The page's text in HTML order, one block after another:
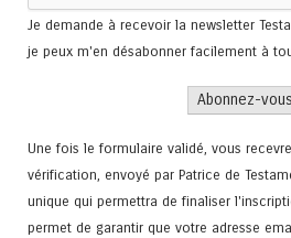
Je demande à recevoir la newsletter
je peux m'en désabonner facilement à
Une fois le formulaire validé, vous
vérification, envoyé par Patrice de
unique qui permettra de finaliser
permet de garantir que votre adresse